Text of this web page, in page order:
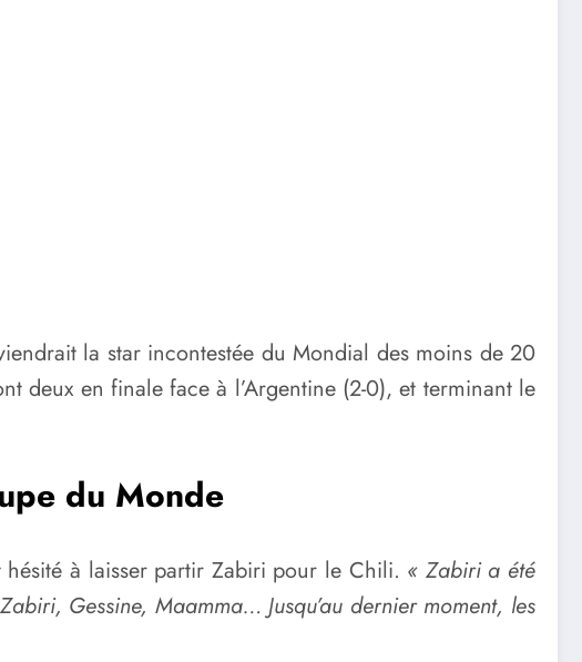
la star incontestée du Mondial des moins de 20
deux en finale face à l’Argentine (2-0), et terminant le
du Monde
à laisser partir Zabiri pour le Chili. « Zabiri a été
Gessine, Maamma… Jusqu’au dernier moment, les